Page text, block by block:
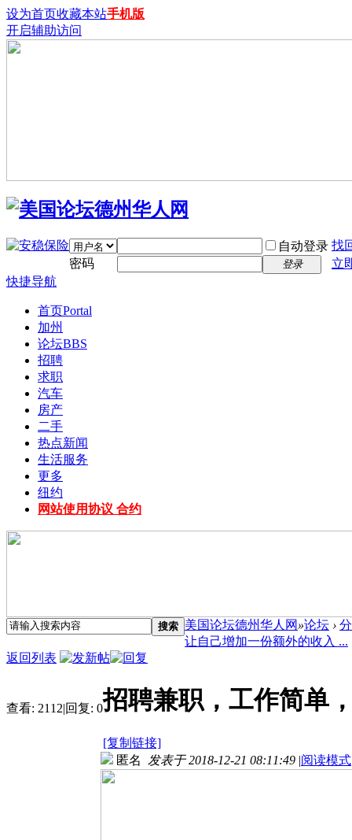
设为首页收藏本站手机版
开启辅助访问
自动登录 找
密码
登录
立
快捷导航
首页Portal
加州
论坛BBS
招聘
求职
汽车
房产
二手
热点新闻
生活服务
更多
纽约
网站使用协议 合约
搜索 美国论坛德州华人网 »论坛 ›
让自己增加一份额外的收入 ...
返回列表
查看: 2112|回复: 0招聘兼职，工作简单
[复制链接]
匿名 发表于 2018-12-21 08:11:49 |阅读模式